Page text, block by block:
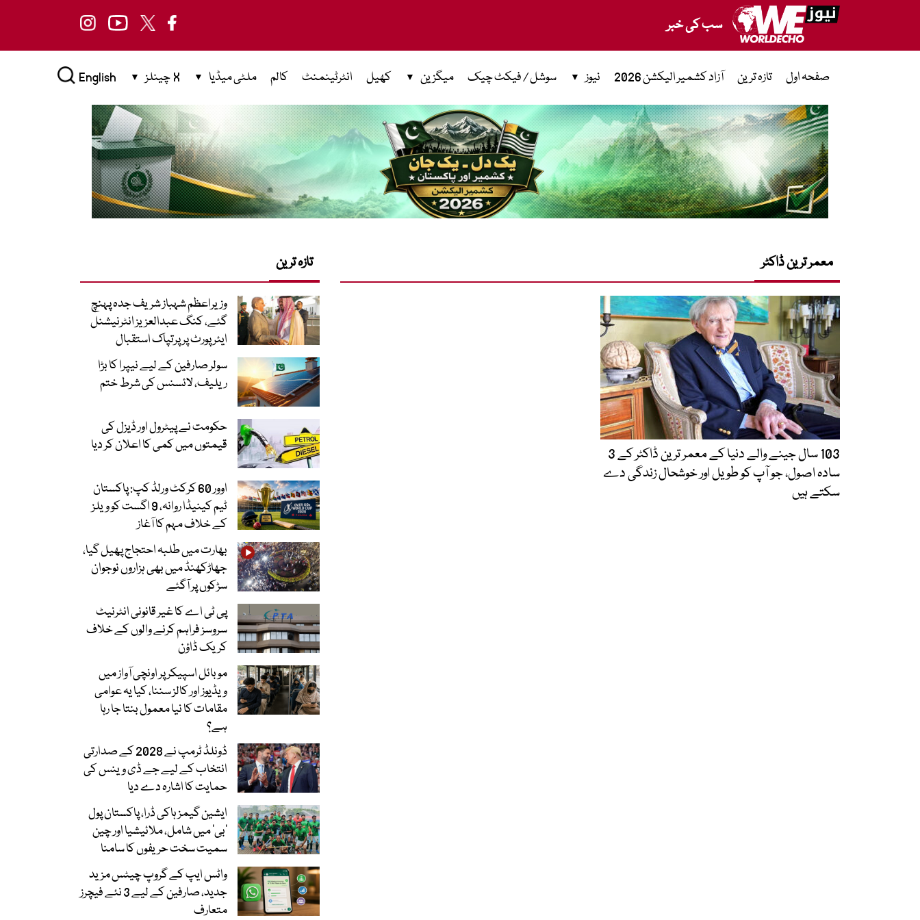
سب کی خبر
صفحہ اول تازہ ترین آزاد کشمیر الیکشن 2026 نیوز سوشل / فیکٹ چیک میگزین کھیل انٹرٹینمنٹ کالم ملٹی میڈیا X چینلز English
معمر ترین ڈاکٹر
103 سال جینے والے دنیا کے معمر ترین ڈاکٹر کے 3
سادہ اصول، جو آپ کو طویل اور خوشحال زندگی دے
سکتے ہیں
تازہ ترین
وزیراعظم شہباز شریف جدہ پہنچ
گئے، کنگ عبدالعزیز انٹرنیشنل
ایئر پورٹ پر پرتپاک استقبال
سولر صارفین کے لیے نیپرا کا بڑا
ریلیف، لائسنس کی شرط ختم
حکومت نے پیٹرول اور ڈیزل کی
قیمتوں میں کمی کا اعلان کر دیا
اوور 60 کرکٹ ورلڈ کپ: پاکستان
ٹیم کینیڈا روانہ، 9 اگست کو ویلز
کے خلاف مہم کا آغاز
بھارت میں طلبہ احتجاج پھیل گیا،
جھاڑکھنڈ میں بھی ہزاروں نوجوان
سڑکوں پر آگئے
پی ٹی اے کا غیر قانونی انٹرنیٹ
سروسز فراہم کرنے والوں کے خلاف
کریک ڈاؤن
موبائل اسپیکر پر اونچی آواز میں
ویڈیوز اور کالز سننا، کیا یہ عوامی
مقامات کا نیا معمول بنتا جا رہا
ہے؟
ڈونلڈ ٹرمپ نے 2028 کے صدارتی
انتخاب کے لیے جے ڈی وینس کی
حمایت کا اشارہ دے دیا
ایشین گیمز ہاکی ڈرا، پاکستان پول
’بی‘ میں شامل، ملائیشیا اور چین
سمیت سخت حریفوں کا سامنا
واٹس ایپ کے گروپ چیٹس مزید
جدید، صارفین کے لیے 3 نئے فیچرز
متعارف